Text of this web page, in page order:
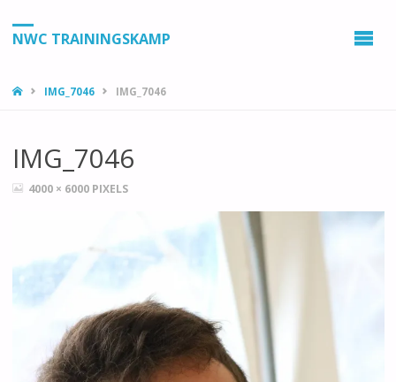
NWC TRAININGSKAMP
HOMEIMG_7046 IMG_7046
IMG_7046
VOLLEDIGE
4000 × 6000 PIXELS